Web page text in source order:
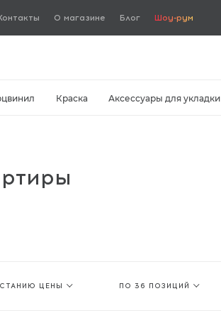
О магазине Блог Шоу-рум
Краска Аксессуары для укладки
ЦЕНЫ ПО 36 ПОЗИЦИЙ